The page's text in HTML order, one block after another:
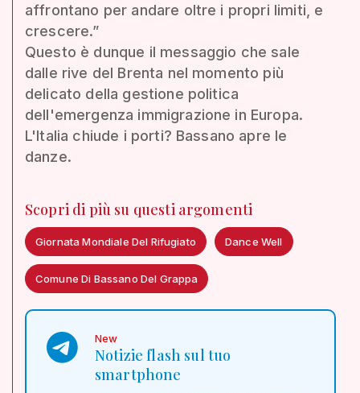
affrontano per andare oltre i propri limiti, e
crescere.”
Questo è dunque il messaggio che sale
dalle rive del Brenta nel momento più
delicato della gestione politica
dell'emergenza immigrazione in Europa.
L'Italia chiude i porti? Bassano apre le
danze.
Scopri di più su questi argomenti
Giornata Mondiale Del Rifugiato Dance Well
Comune Di Bassano Del Grappa
New
Notizie flash sul tuo
smartphone